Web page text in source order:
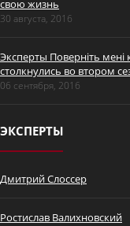
Детально о
блефаропластике век
свою жизнь
30 августа, 2016
Эксперты Поверніть
столкнулись во втором
06 сентября, 2016
ЭКСПЕРТЫ
Дмитрий Слоссер
Ростислав Валихновский